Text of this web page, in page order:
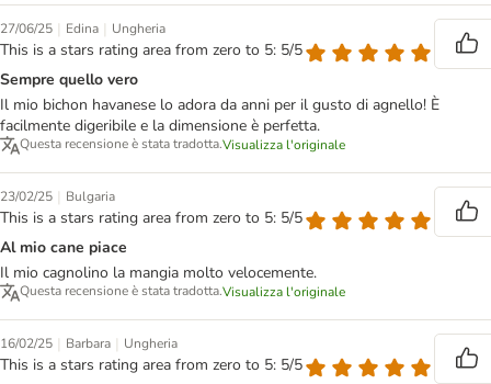
27/06/25 | Edina | Ungheria
This is a stars rating area from zero to 5: 5/5
Sempre quello vero
Il mio bichon havanese lo adora da anni per il gusto di agnello! È
facilmente digeribile e la dimensione è perfetta.
Questa recensione è stata tradotta.Visualizza l'originale
23/02/25 | Bulgaria
This is a stars rating area from zero to 5: 5/5
Al mio cane piace
Il mio cagnolino la mangia molto velocemente.
Questa recensione è stata tradotta.Visualizza l'originale
16/02/25 | Barbara | Ungheria
This is a stars rating area from zero to 5: 5/5